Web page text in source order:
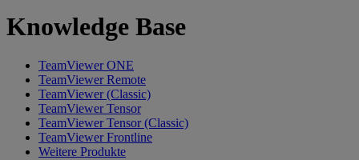
Knowledge Base
TeamViewer ONE
TeamViewer Remote
TeamViewer (Classic)
TeamViewer Tensor
TeamViewer Tensor (Classic)
TeamViewer Frontline
Weitere Produkte